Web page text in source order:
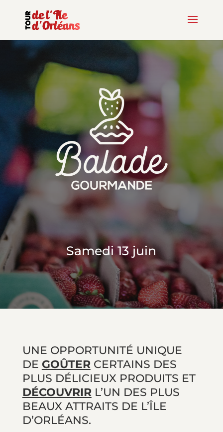
Samedi 13 juin
UNE OPPORTUNITÉ UNIQUE
DE GOÛTER CERTAINS DES
PLUS DÉLICIEUX PRODUITS ET
DÉCOUVRIRL’UN DES PLUS
BEAUX ATTRAITS DE L’ÎLE
D’ORLÉANS.